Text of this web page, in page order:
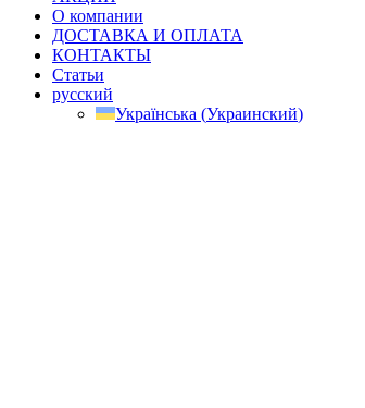
О компании
ДОСТАВКА И ОПЛАТА
КОНТАКТЫ
Статьи
русский
Українська (Украинский)